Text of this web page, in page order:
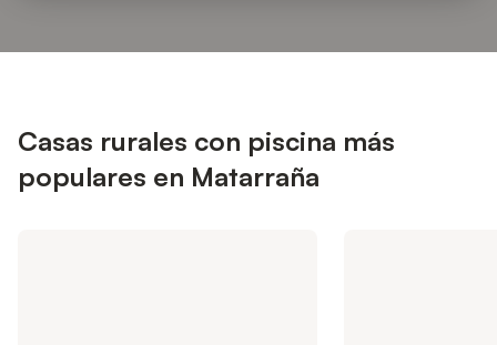
Casas rurales con piscina más
populares en Matarraña